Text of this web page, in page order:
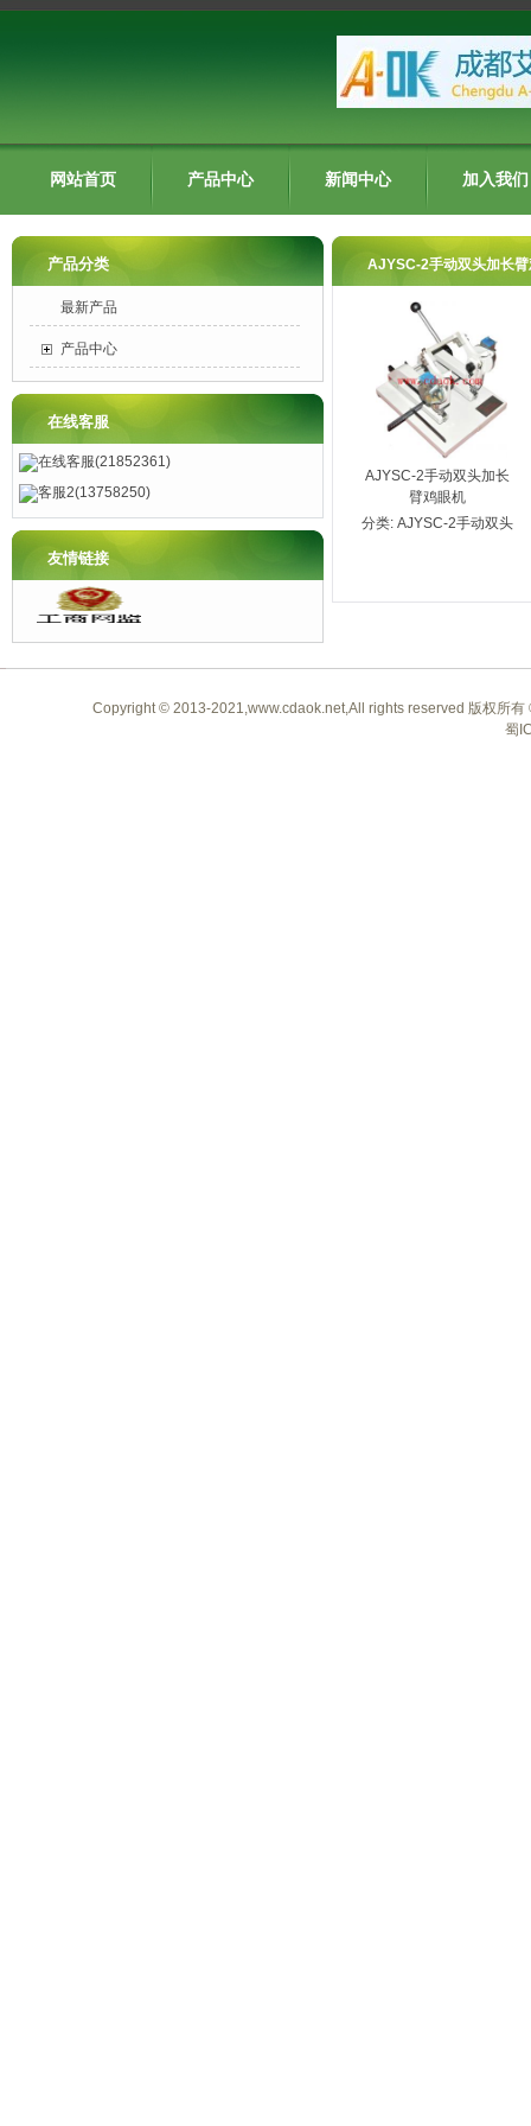
网站首页 产品中心 新闻中心 加入我们
AJYSC-2手动双头加长
AJYSC-2手动双头加长
臂鸡眼机
分类: AJYSC-2手动双头
产品分类
最新产品
产品中心
在线客服
在线客服(21852361)
客服2(13758250)
友情链接
Copyright © 2013-2021,www.cdaok.net,All rights reserved 版权所
蜀